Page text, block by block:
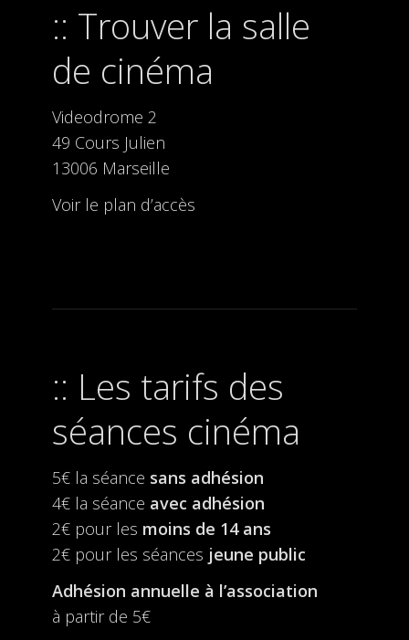
Trouver la salle
de cinéma
Videodrome 2
49 Cours Julien
13006 Marseille
Voir le plan d’accès
Les tarifs des
séances cinéma
5€ la séance sans adhésion
4€ la séance avec adhésion
2€ pour les moins de 14 ans
2€ pour les séances jeune public
Adhésion annuelle à l’association
à partir de 5€